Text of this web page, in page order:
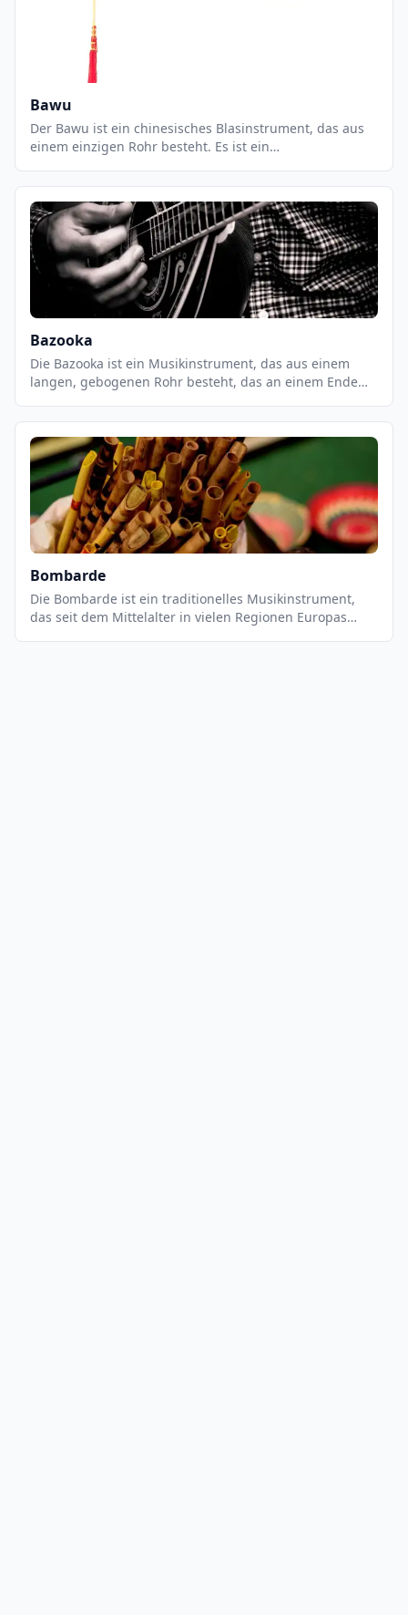
Bawu
Der Bawu ist ein chinesisches Blasinstrument, das aus
einem einzigen Rohr besteht. Es ist ein
warme und weiche Klangfarbe erzeugt. Der Bawu ist ein
sehr flexibles Instrument, das in einer Vielzahl von
Musikstilen eingesetzt werden kann, von traditioneller
chinesischer Musik bis hin zu Jazz und Pop. Es ist ein
sehr leicht zu spielendes Instrument, das eine breite
Palette an Klängen erzeugen kann.
Bazooka
Die Bazooka ist ein Musikinstrument, das aus einem
langen, gebogenen Rohr besteht, das an einem Ende
normalerweise mit einem Mundstück gespielt, das an
einem Ende des Rohrs befestigt ist. Die Bazooka wird
hauptsächlich in Jazz- und Rockmusik eingesetzt und ist
ein wichtiges Instrument in der Big Band-Tradition. Es
ist auch ein beliebtes Instrument in der
Unterhaltungsmusik.
Bombarde
Die Bombarde ist ein traditionelles Musikinstrument,
das seit dem Mittelalter in vielen Regionen Europas